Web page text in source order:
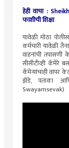
हेही वाचा :
फाशीची शिक्षा
यावेळी मोठा
कर्मचारी यावेळी
वाहनांची तपासणी
सीसीटीव्ही कॅमेरे
कॅमेऱ्यांचाही वापर
झेंडे, पताका
Swayamsevak)